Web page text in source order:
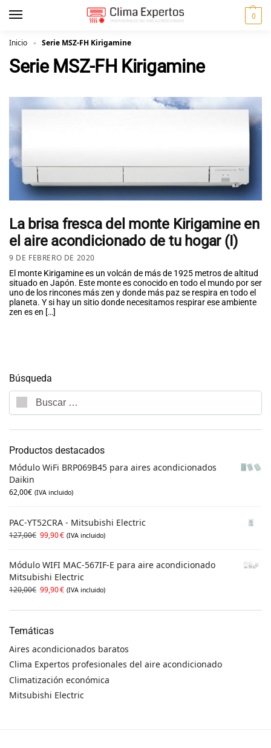
0
Inicio » Serie MSZ-FH Kirigamine
Serie MSZ-FH Kirigamine
La brisa fresca del monte Kirigamine en
el aire acondicionado de tu hogar (I)
9 DE FEBRERO DE 2020
El monte Kirigamine es un volcán de más de 1925 metros de altitud
situado en Japón. Este monte es conocido en todo el mundo por ser
uno de los rincones más zen y donde más paz se respira en todo el
planeta. Y si hay un sitio donde necesitamos respirar ese ambiente
zen es en […]
Búsqueda
Productos destacados
Módulo WiFi BRP069B45 para aires acondicionados
Daikin
62,00€ (IVA incluido)
PAC-YT52CRA - Mitsubishi Electric
127,00€ 99,90€ (IVA incluido)
Módulo WIFI MAC-567IF-E para aire acondicionado
Mitsubishi Electric
120,00€ 99,90€ (IVA incluido)
Temáticas
Aires acondicionados baratos
Clima Expertos profesionales del aire acondicionado
Climatización económica
Mitsubishi Electric